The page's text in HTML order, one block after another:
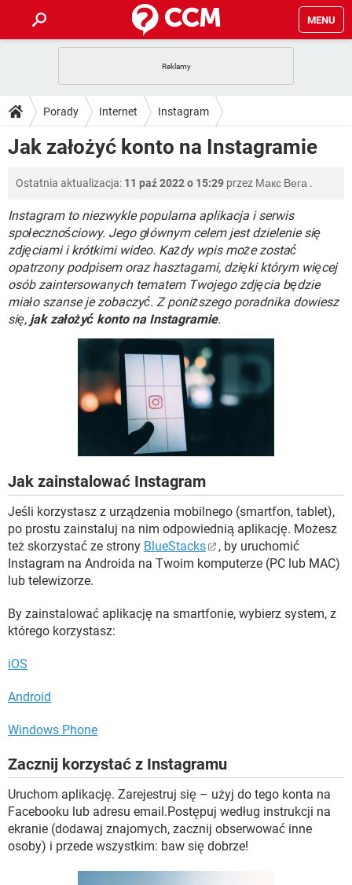
MENU
GRY WHATSAPP
SPOTIFY NETFLIX
PORADY
PlayStation TIKTOK
GRY WHATSAPP
SPOTIFY NETFLIX
INSTAGRAM FACEBOOK
WINDOWS 10
DO POBRANIA
IOS NETFLIX
INSTAGRAM FACEBOOK
WINDOWS 10
FORUM
COVID-19 TIKTOK
GRY WHATSAPP
SPOTIFY NETFLIX
INSTAGRAM FACEBOOK
WINDOWS 10
ARTYKUŁY
COVID-19 TIKTOK
GRY WHATSAPP
SPOTIFY NETFLIX
INSTAGRAM
Porady Internet Instagram
Jak założyć konto na Instagramie
Ostatnia aktualizacja: 11 paź 2022 o 15:29 przez Макс Вега .
Instagram to niezwykle popularna aplikacja i serwis
społecznościowy. Jego głównym celem jest dzielenie się
zdjęciami i krótkimi wideo. Każdy wpis może zostać
opatrzony podpisem oraz hasztagami, dzięki którym więcej
osób zaintersowanych tematem Twojego zdjęcia będzie
miało szanse je zobaczyć. Z poniższego poradnika dowiesz
się, jak założyć konto na Instagramie.
Jak zainstalować Instagram
Jeśli korzystasz z urządzenia mobilnego (smartfon, tablet),
po prostu zainstaluj na nim odpowiednią aplikację. Możesz
też skorzystać ze strony BlueStacks
, by uruchomić
Instagram na Androida na Twoim komputerze (PC lub MAC)
lub telewizorze.
By zainstalować aplikację na smartfonie, wybierz system, z
którego korzystasz:
iOS
Android
Windows Phone
Zacznij korzystać z Instagramu
Uruchom aplikację. Zarejestruj się – użyj do tego konta na
Facebooku lub adresu email.Postępuj według instrukcji na
ekranie (dodawaj znajomych, zacznij obserwować inne
osoby) i przede wszystkim: baw się dobrze!